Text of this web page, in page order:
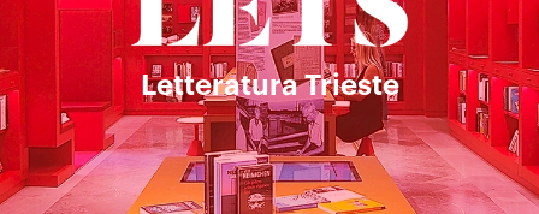
Letteratura Trieste